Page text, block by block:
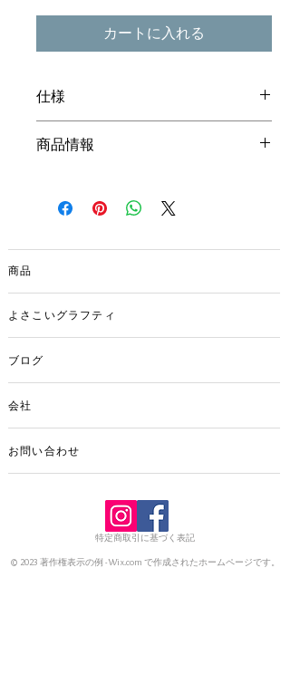
カートに入れる
仕様
サイズ 20.2(h)×8.3(w)×0.9(d)cm
ます。
商品情報
試作を重ね完成しました。 ぜひお手にと
ってプレミアムな鳴子を体感くださいま
色を変えたり焼き版、チームロゴのプリ
す。
商品
よさこいグラフティ
ブログ
会社
お問い合わせ
特定商取引に基づく表記
© 2023 著作権表示の例 -Wix.com で作成されたホームページです。